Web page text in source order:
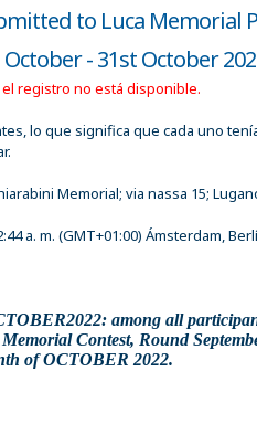
to Luca Memorial
- 31st October
registro no está disponible.
lo que significa que cada uno
Memorial; via nassa 15;
a. m. (GMT+01:00) Ámsterdam,
among all
Contest, Round
of OCTOBER 2022.